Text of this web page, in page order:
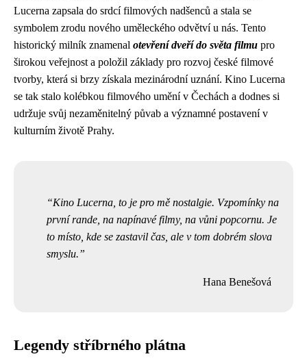
Lucerna zapsala do srdcí filmových nadšenců a stala se
symbolem zrodu nového uměleckého odvětví u nás. Tento
historický milník znamenal otevření dveří do světa filmu pro
širokou veřejnost a položil základy pro rozvoj české filmové
tvorby, která si brzy získala mezinárodní uznání. Kino Lucerna
se tak stalo kolébkou filmového umění v Čechách a dodnes si
udržuje svůj nezaměnitelný půvab a významné postavení v
kulturním životě Prahy.
Kino Lucerna, to je pro mě nostalgie. Vzpomínky na
první rande, na napínavé filmy, na vůni popcornu. Je
to místo, kde se zastavil čas, ale v tom dobrém slova
smyslu.
Hana Benešová
Legendy stříbrného plátna